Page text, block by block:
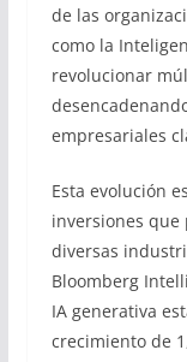
de las
como la
revolucionar
empresariales
Esta evolución
inversiones
diversas
Bloomberg
IA generativa
crecimiento de